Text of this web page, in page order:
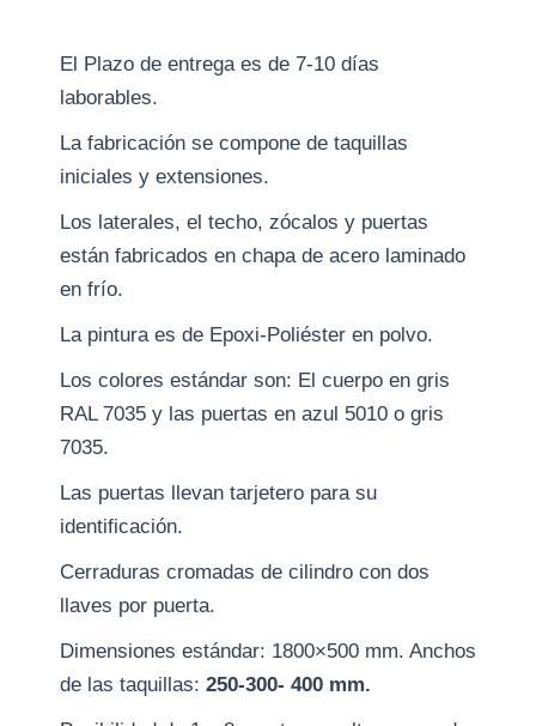
El Plazo de entrega es de 7-10 días
laborables.
La fabricación se compone de taquillas
iniciales y extensiones.
Los laterales, el techo, zócalos y puertas
están fabricados en chapa de acero laminado
en frío.
La pintura es de Epoxi-Poliéster en polvo.
Los colores estándar son: El cuerpo en gris
RAL 7035 y las puertas en azul 5010 o gris
7035.
Las puertas llevan tarjetero para su
identificación.
Cerraduras cromadas de cilindro con dos
llaves por puerta.
Dimensiones estándar: 1800×500 mm. Anchos
de las taquillas: 250-300- 400 mm.